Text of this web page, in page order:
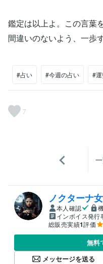
鑑定は以上よ。この言葉
間違いのないよう、一歩
#占い #今週の占い #
7
ノクターナ
本人確認
インボイス発行
総販売実績1評価
無料
メッセージを送る